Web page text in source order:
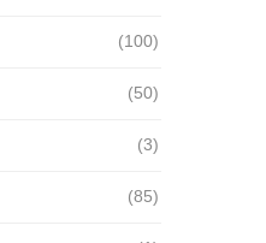
(100)
(50)
(3)
(85)